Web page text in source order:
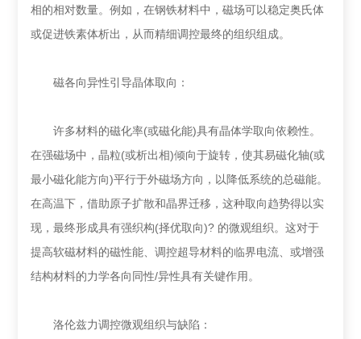
相的相对数量。例如，在钢铁材料中，磁场可以稳定奥氏体
或促进铁素体析出，从而精细调控最终的组织组成。
磁各向异性引导晶体取向：
许多材料的磁化率(或磁化能)具有晶体学取向依赖性。
在强磁场中，晶粒(或析出相)倾向于旋转，使其易磁化轴(或
最小磁化能方向)平行于外磁场方向，以降低系统的总磁能。
在高温下，借助原子扩散和晶界迁移，这种取向趋势得以实
现，最终形成具有强织构(择优取向)? 的微观组织。这对于
提高软磁材料的磁性能、调控超导材料的临界电流、或增强
结构材料的力学各向同性/异性具有关键作用。
洛伦兹力调控微观组织与缺陷：